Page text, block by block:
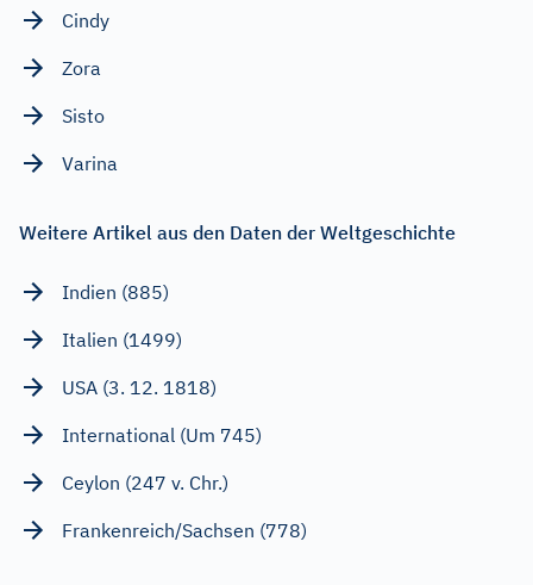
Cindy
Zora
Sisto
Varina
Weitere Artikel aus den Daten der Weltgeschichte
Indien (885)
Italien (1499)
USA (3. 12. 1818)
International (Um 745)
Ceylon (247 v. Chr.)
Frankenreich/Sachsen (778)